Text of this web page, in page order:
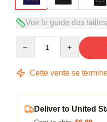
Voir le guide des tailles
Cette vente se
Deliver to United